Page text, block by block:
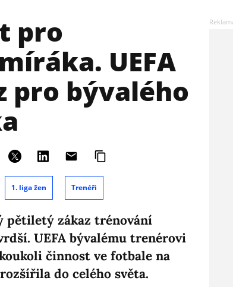
pro
UEFA
pro bývalého
1. liga žen Trenéři
pětiletý zákaz trénování
UEFA bývalému trenérovi
činnost ve fotbale na
do celého světa.